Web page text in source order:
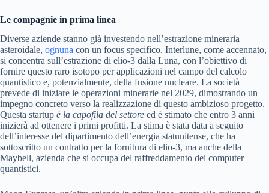
Le compagnie in prima linea
Diverse aziende stanno già investendo nell’estrazione mineraria
asteroidale, ognuna con un focus specifico. Interlune, come accennato,
si concentra sull’estrazione di elio-3 dalla Luna, con l’obiettivo di
fornire questo raro isotopo per applicazioni nel campo del calcolo
quantistico e, potenzialmente, della fusione nucleare. La società
prevede di iniziare le operazioni minerarie nel 2029, dimostrando un
impegno concreto verso la realizzazione di questo ambizioso progetto.
Questa startup è la capofila del settore ed è stimato che entro 3 anni
inizierà ad ottenere i primi profitti. La stima è stata data a seguito
dell’interesse del dipartimento dell’energia statunitense, che ha
sottoscritto un contratto per la fornitura di elio-3, ma anche della
Maybell, azienda che si occupa del raffreddamento dei computer
quantistici.